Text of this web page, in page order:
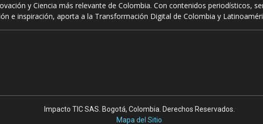
y Ciencia más relevante de Colombia. Con contenidos periodísticos,
e inspiración, aporta a la Transformación Digital de Colombia y
Impacto TIC SAS. Bogotá, Colombia. Derechos Reservados.
Mapa del Sitio